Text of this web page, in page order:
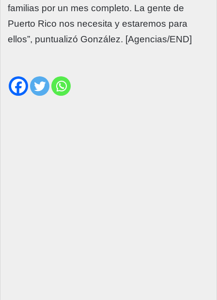
familias por un mes completo. La gente de
Puerto Rico nos necesita y estaremos para
ellos”, puntualizó González. [Agencias/END]